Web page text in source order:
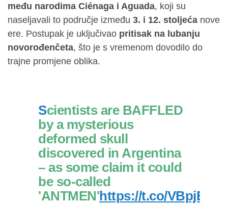
među narodima Ciénaga i Aguada, koji su
naseljavali to područje između 3. i 12. stoljeća nove
ere. Postupak je uključivao pritisak na lubanju
novorođenčeta, što je s vremenom dovodilo do
trajne promjene oblika.
Scientists are BAFFLED
by a mysterious
deformed skull
discovered in Argentina
– as some claim it could
be so-called
'ANTMEN'https://t.co/